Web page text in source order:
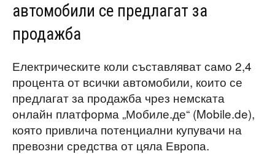
автомобили се предлагат за
продажба
Електрическите коли съставляват само 2,4
процента от всички автомобили, които се
предлагат за продажба чрез немската
онлайн платформа „Мобиле.де“ (Mobile.de),
която привлича потенциални купувачи на
превозни средства от цяла Европа.